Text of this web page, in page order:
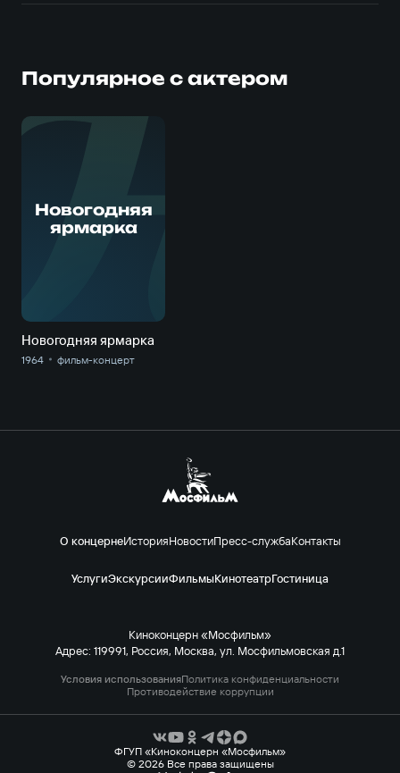
Популярное с актером
Новогодняя
ярмарка
Новогодняя ярмарка
1964 фильм-концерт
О концернеИсторияНовостиПресс-службаКонтакты
УслугиЭкскурсииФильмыКинотеатрГостиница
Киноконцерн «Мосфильм»
Адрес: 119991, Россия, Москва, ул. Мосфильмовская д.1
Условия использованияПолитика конфиденциальности
Противодействие коррупции
ФГУП «Киноконцерн «Мосфильм»
© 2026 Все права защищены